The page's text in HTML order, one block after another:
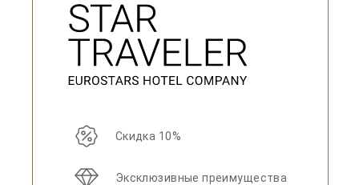
Скидка 10%
Эксклюзивные преимущества